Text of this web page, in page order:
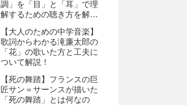
調」を「目」と「耳」で理
解するための聴き方を解説
【大人のための中学音楽】
歌詞からわかる滝廉太郎の
「花」の歌いた方と工夫に
ついて解説！
【死の舞踏】フランスの巨
匠サン＝サーンスが描いた
「死の舞踏」とは何なの